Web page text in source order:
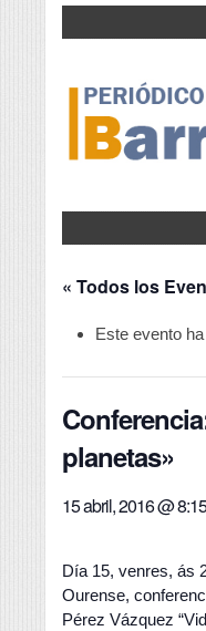
« Todos los
Este evento
planetas»
15 abril, 2016 @
Día 15, venres, ás
Ourense,
Pérez Vázquez